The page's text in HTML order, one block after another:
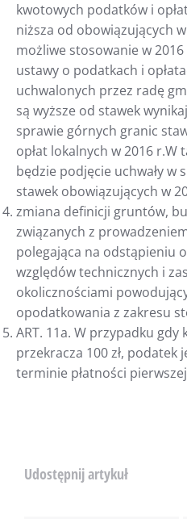
kwotowych podatków i
niższa od obowiązujących
możliwe stosowanie w
ustawy o podatkach i
uchwalonych przez radę
są wyższe od stawek
sprawie górnych granic
opłat lokalnych w 2016
będzie podjęcie uchwały w
stawek obowiązujących w
zmiana definicji gruntów,
związanych z
polegająca na odstąpieniu
względów technicznych i
okolicznościami
opodatkowania z zakresu
ART. 11a. W przypadku
przekracza 100 zł, podatek
terminie płatności
Udostępnij artykuł